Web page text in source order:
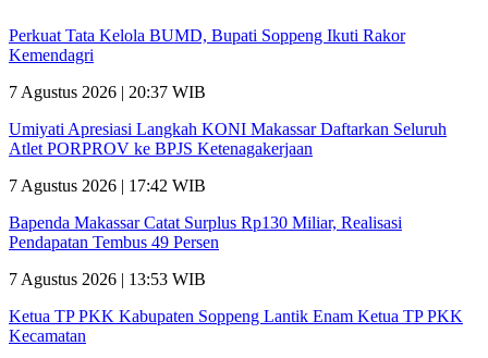
Perkuat Tata Kelola BUMD, Bupati Soppeng Ikuti Rakor
Kemendagri
7 Agustus 2026 | 20:37 WIB
Umiyati Apresiasi Langkah KONI Makassar Daftarkan Seluruh
Atlet PORPROV ke BPJS Ketenagakerjaan
7 Agustus 2026 | 17:42 WIB
Bapenda Makassar Catat Surplus Rp130 Miliar, Realisasi
Pendapatan Tembus 49 Persen
7 Agustus 2026 | 13:53 WIB
Ketua TP PKK Kabupaten Soppeng Lantik Enam Ketua TP PKK
Kecamatan